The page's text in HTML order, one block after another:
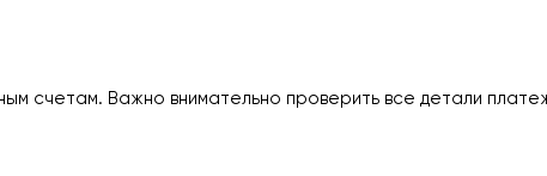
счетам. Важно внимательно проверить все детали